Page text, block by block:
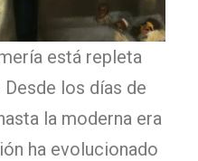
está repleta
los días de
la moderna era
ha evolucionado